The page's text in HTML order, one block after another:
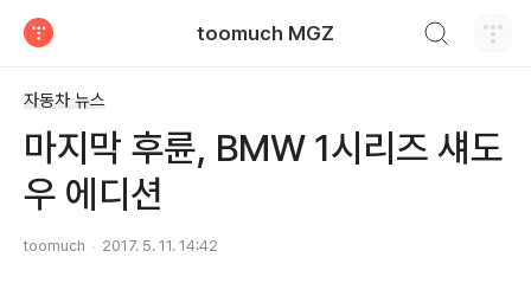
toomuch MGZ
자동차 뉴스
마지막 후륜, BMW 1시리즈 섀도
우 에디션
toomuch 2017. 5. 11. 14:42